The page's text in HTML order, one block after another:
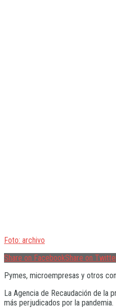
Foto: archivo
Share on FacebookShare on
Pymes, microempresas y otros
La Agencia de Recaudación de la
más perjudicados por la